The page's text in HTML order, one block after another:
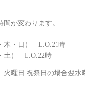
が変わります。
木・日） L.O.21時
土） L.O.22時
火曜日 祝祭日の場合翌水